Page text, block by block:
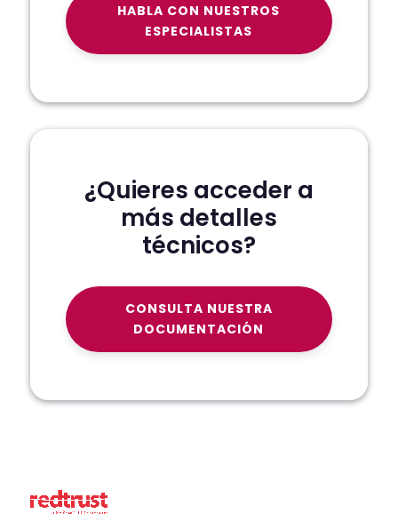
HABLA CON NUESTROS
ESPECIALISTAS
¿Quieres acceder a
más detalles
técnicos?
CONSULTA NUESTRA
DOCUMENTACIÓN